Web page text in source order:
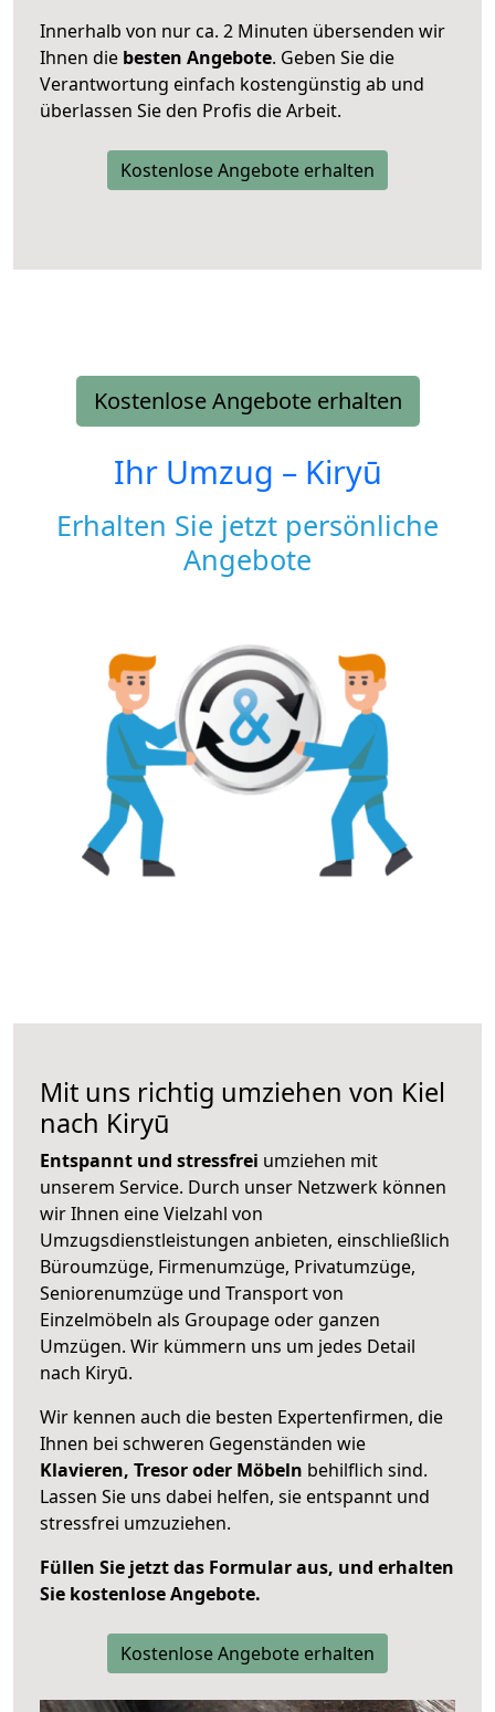
Innerhalb von nur ca. 2 Minuten übersenden wir
Ihnen die besten Angebote. Geben Sie die
Verantwortung einfach kostengünstig ab und
überlassen Sie den Profis die Arbeit.
Kostenlose Angebote erhalten
Kostenlose Angebote erhalten
Ihr Umzug – Kiryū
Erhalten Sie jetzt persönliche
Angebote
Mit uns richtig umziehen von Kiel
nach Kiryū
Entspannt und stressfrei umziehen mit
unserem Service. Durch unser Netzwerk können
wir Ihnen eine Vielzahl von
Umzugsdienstleistungen anbieten, einschließlich
Büroumzüge, Firmenumzüge, Privatumzüge,
Seniorenumzüge und Transport von
Einzelmöbeln als Groupage oder ganzen
Umzügen. Wir kümmern uns um jedes Detail
nach Kiryū.
Wir kennen auch die besten Expertenfirmen, die
Ihnen bei schweren Gegenständen wie
Klavieren, Tresor oder Möbeln behilflich sind.
Lassen Sie uns dabei helfen, sie entspannt und
stressfrei umzuziehen.
Füllen Sie jetzt das Formular aus, und erhalten
Sie kostenlose Angebote.
Kostenlose Angebote erhalten